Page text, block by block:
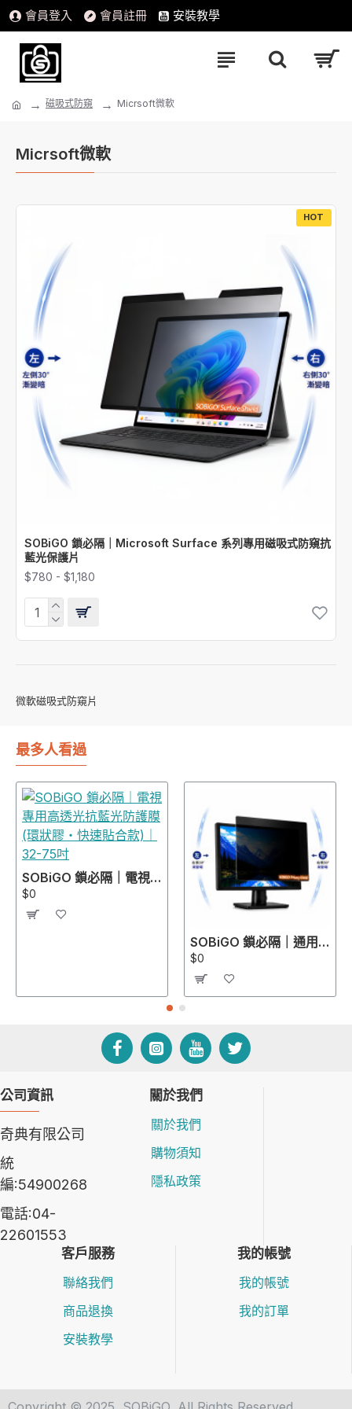
會員登入 會員註冊 安裝教學
磁吸式防窺 Micrsoft微軟
Micrsoft微軟
微軟磁吸式防窺片
HOT
SOBiGO 鎖必隔｜Microsoft Surface 系列專用磁吸式防窺抗
藍光保護片
$780 - $1,180
最多人看過
SOBiGO 鎖必隔｜電視專用高透光抗藍光防護膜 (環狀膠・快速貼合款)｜32-75吋
$0
SOBiGO 鎖必隔｜通用型左右防窺＋SGS抗藍光保護片 (13-43吋規格齊全)｜適配 ASUS, Acer, Dell, HP, Lenovo, ViewSonic 螢幕
$0
公司資訊
奇典有限公司
統
編:54900268
電話:04-
22601553
關於我們
關於我們
購物須知
隱私政策
客戶服務
聯絡我們
商品退換
安裝教學
我的帳號
我的帳號
我的訂單